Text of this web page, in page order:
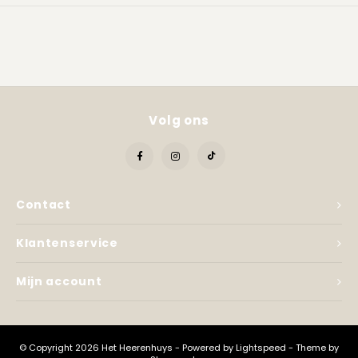
Contact
Volg ons
Klantenservice
Mijn account
© Copyright 2026 Het Heerenhuys - Powered byLightspeed - Theme by